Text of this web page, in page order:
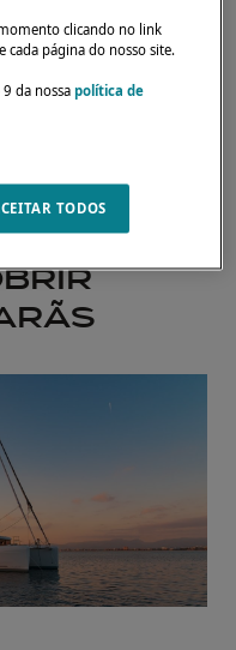
clicando no link
cada página do nosso site.
9 da nossapolítica de
TODOS